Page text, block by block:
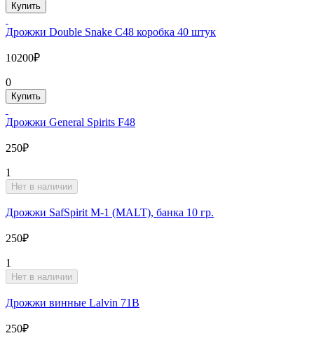
Купить
Дрожжи Double Snake C48 коробка 40 штук
10200₽
0
Купить
Дрожжи General Spirits F48
250₽
1
Нет в наличии
Дрожжи SafSpirit М-1 (MALT), банка 10 гр.
250₽
1
Нет в наличии
Дрожжи винные Lalvin 71B
250₽